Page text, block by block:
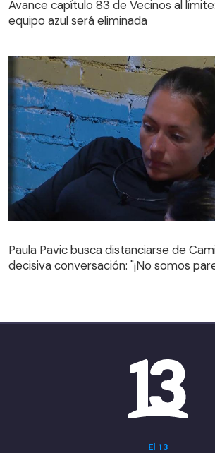
Avance capítulo 83 de Vecinos al
equipo azul será eliminada
decisiva conversación: "¡No somos
Paula Pavic busca distanciarse de
decisiva conversación: "¡No somos
El 13